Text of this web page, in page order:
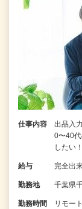
仕事内容
出品入
0〜40
したい
給与 完全出
勤務地 千葉県
勤務時間
リモー